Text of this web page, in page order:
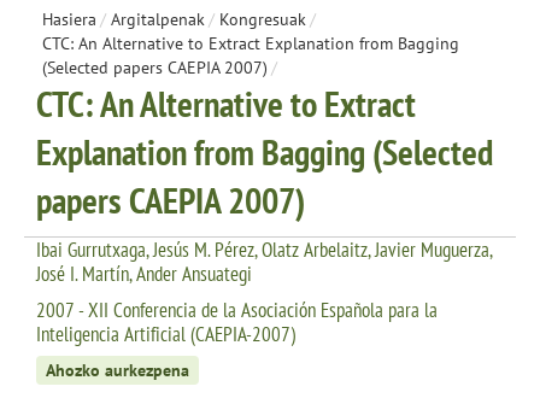
Hasiera / Argitalpenak/ Kongresuak/
CTC: An Alternative to Extract Explanation from Bagging
(Selected papers CAEPIA 2007) /
CTC: An Alternative to Extract
Explanation from Bagging (Selected
papers CAEPIA 2007)
Ibai Gurrutxaga, Jesús M. Pérez, Olatz Arbelaitz, Javier Muguerza,
José I. Martín, Ander Ansuategi
2007 - XII Conferencia de la Asociación Española para la
Inteligencia Artificial (CAEPIA-2007)
Ahozko aurkezpena